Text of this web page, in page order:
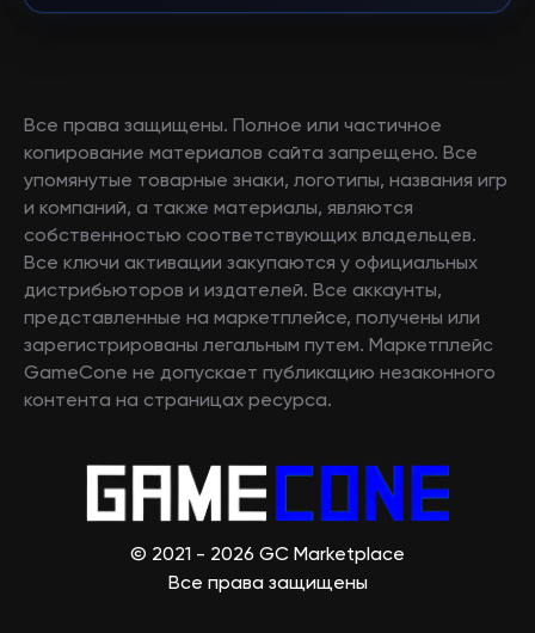
Все права защищены. Полное или частичное
копирование материалов сайта запрещено. Все
упомянутые товарные знаки, логотипы, названия игр
и компаний, а также материалы, являются
собственностью соответствующих владельцев.
Все ключи активации закупаются у официальных
дистрибьюторов и издателей. Все аккаунты,
представленные на маркетплейсе, получены или
зарегистрированы легальным путем. Маркетплейс
GameCone не допускает публикацию незаконного
контента на страницах ресурса.
© 2021 - 2026 GC Marketplace
Все права защищены